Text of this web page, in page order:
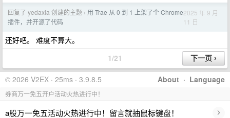
回复了 yedaxia 创建的主题 › 用 Trae 从 0 到 1 上架了个 Chrome
插件，并开源了代码
2025 年 9 月
11 日
还好吧。 难度不算大。
1/21
About · Language
© 2026 V2EX · 25ms · 3.9.8.5
券商万一免五开户活动火热进行中！
a股万一免五活动火热进行中！留言就抽鼠标键盘！ ›